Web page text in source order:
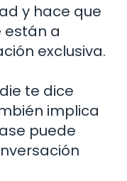
y hace que
están a
exclusiva.
te dice
implica
puede